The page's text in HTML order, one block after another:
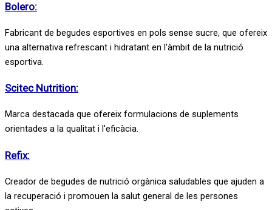
Bolero:
Fabricant de begudes esportives en pols sense sucre, que ofereix
una alternativa refrescant i hidratant en l'àmbit de la nutrició
esportiva.
Scitec Nutrition:
Marca destacada que ofereix formulacions de suplements
orientades a la qualitat i l'eficàcia.
Refix:
Creador de begudes de nutrició orgànica saludables que ajuden a
la recuperació i promouen la salut general de les persones